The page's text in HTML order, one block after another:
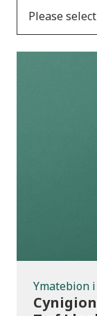
Please select
Ymatebion